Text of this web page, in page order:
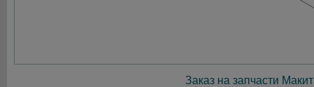
Заказ на запчасти